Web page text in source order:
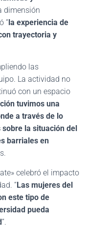
dimensión
“la experiencia de
trayectoria y
las
La actividad no
con un espacio
tuvimos una
a través de lo
la situación del
barriales en
celebró el impacto
“Las mujeres del
este tipo de
pueda
”.